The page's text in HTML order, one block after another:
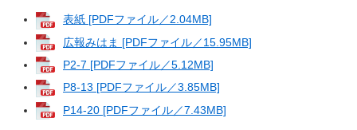
表紙 [PDFファイル／2.04MB]
広報みはま [PDFファイル／15.95MB]
P2-7 [PDFファイル／5.12MB]
P8-13 [PDFファイル／3.85MB]
P14-20 [PDFファイル／7.43MB]